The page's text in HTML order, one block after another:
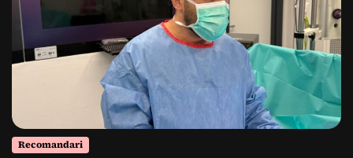
Recomandari